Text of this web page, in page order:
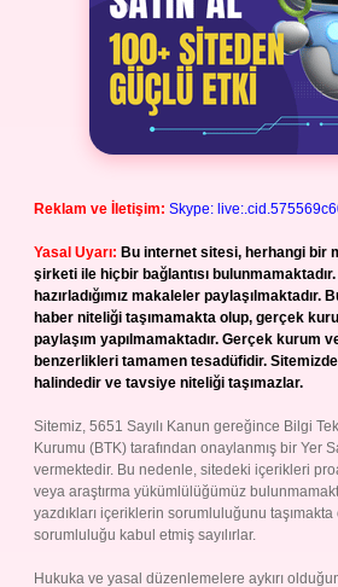
Reklam ve İletişim: Skype:
Yasal Uyarı: Bu internet sitesi, herhangi bir
şirketi ile hiçbir bağlantısı
hazırladığımız makaleler
haber niteliği taşımamakta olup, gerçek
paylaşım yapılmamaktadır. Gerçek kurum
benzerlikleri tamamen tesadüfidir.
halindedir ve tavsiye niteliği taşımazlar.
Sitemiz, 5651 Sayılı Kanun gereğince Bilgi
Kurumu (BTK) tarafından onaylanmış bir Yer
vermektedir. Bu nedenle, sitedeki içerikleri
veya araştırma yükümlülüğümüz
yazdıkları içeriklerin sorumluluğunu
sorumluluğu kabul etmiş sayılırlar.
Hukuka ve yasal düzenlemelere aykırı